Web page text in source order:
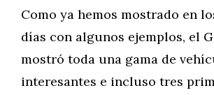
Como ya hemos mostrado en
días con algunos ejemplos, el
mostró toda una gama de
interesantes e incluso tres